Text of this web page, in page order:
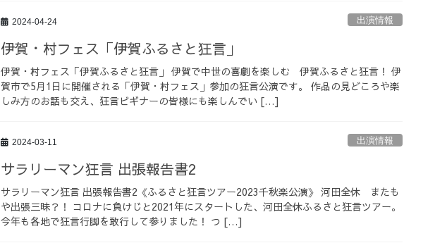
2024-04-24 出演情報
伊賀・村フェス「伊賀ふるさと狂言」
伊賀・村フェス「伊賀ふるさと狂言」 伊賀で中世の喜劇を楽しむ 伊賀ふるさと狂言！ 伊
賀市で5月1日に開催される「伊賀・村フェス」参加の狂言公演です。 作品の見どころや楽
しみ方のお話も交え、狂言ビギナーの皆様にも楽しんでい […]
2024-03-11 出演情報
サラリーマン狂言 出張報告書2
サラリーマン狂言 出張報告書2《ふるさと狂言ツアー2023千秋楽公演》 河田全休 またも
や出張三昧？！ コロナに負けじと2021年にスタートした、河田全休ふるさと狂言ツアー。
今年も各地で狂言行脚を敢行して参りました！ つ […]